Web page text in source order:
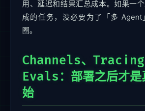
用、延迟和结果汇总成本。如果一
成的任务，没必要为了「多 Agent
圈。
Channels、
Evals：部署之后才是
始